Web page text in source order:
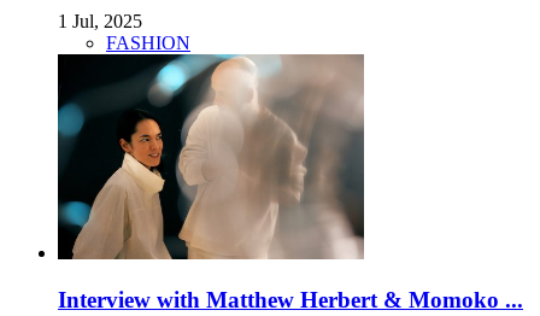
1 Jul, 2025
FASHION
Interview with Matthew Herbert & Momoko ...